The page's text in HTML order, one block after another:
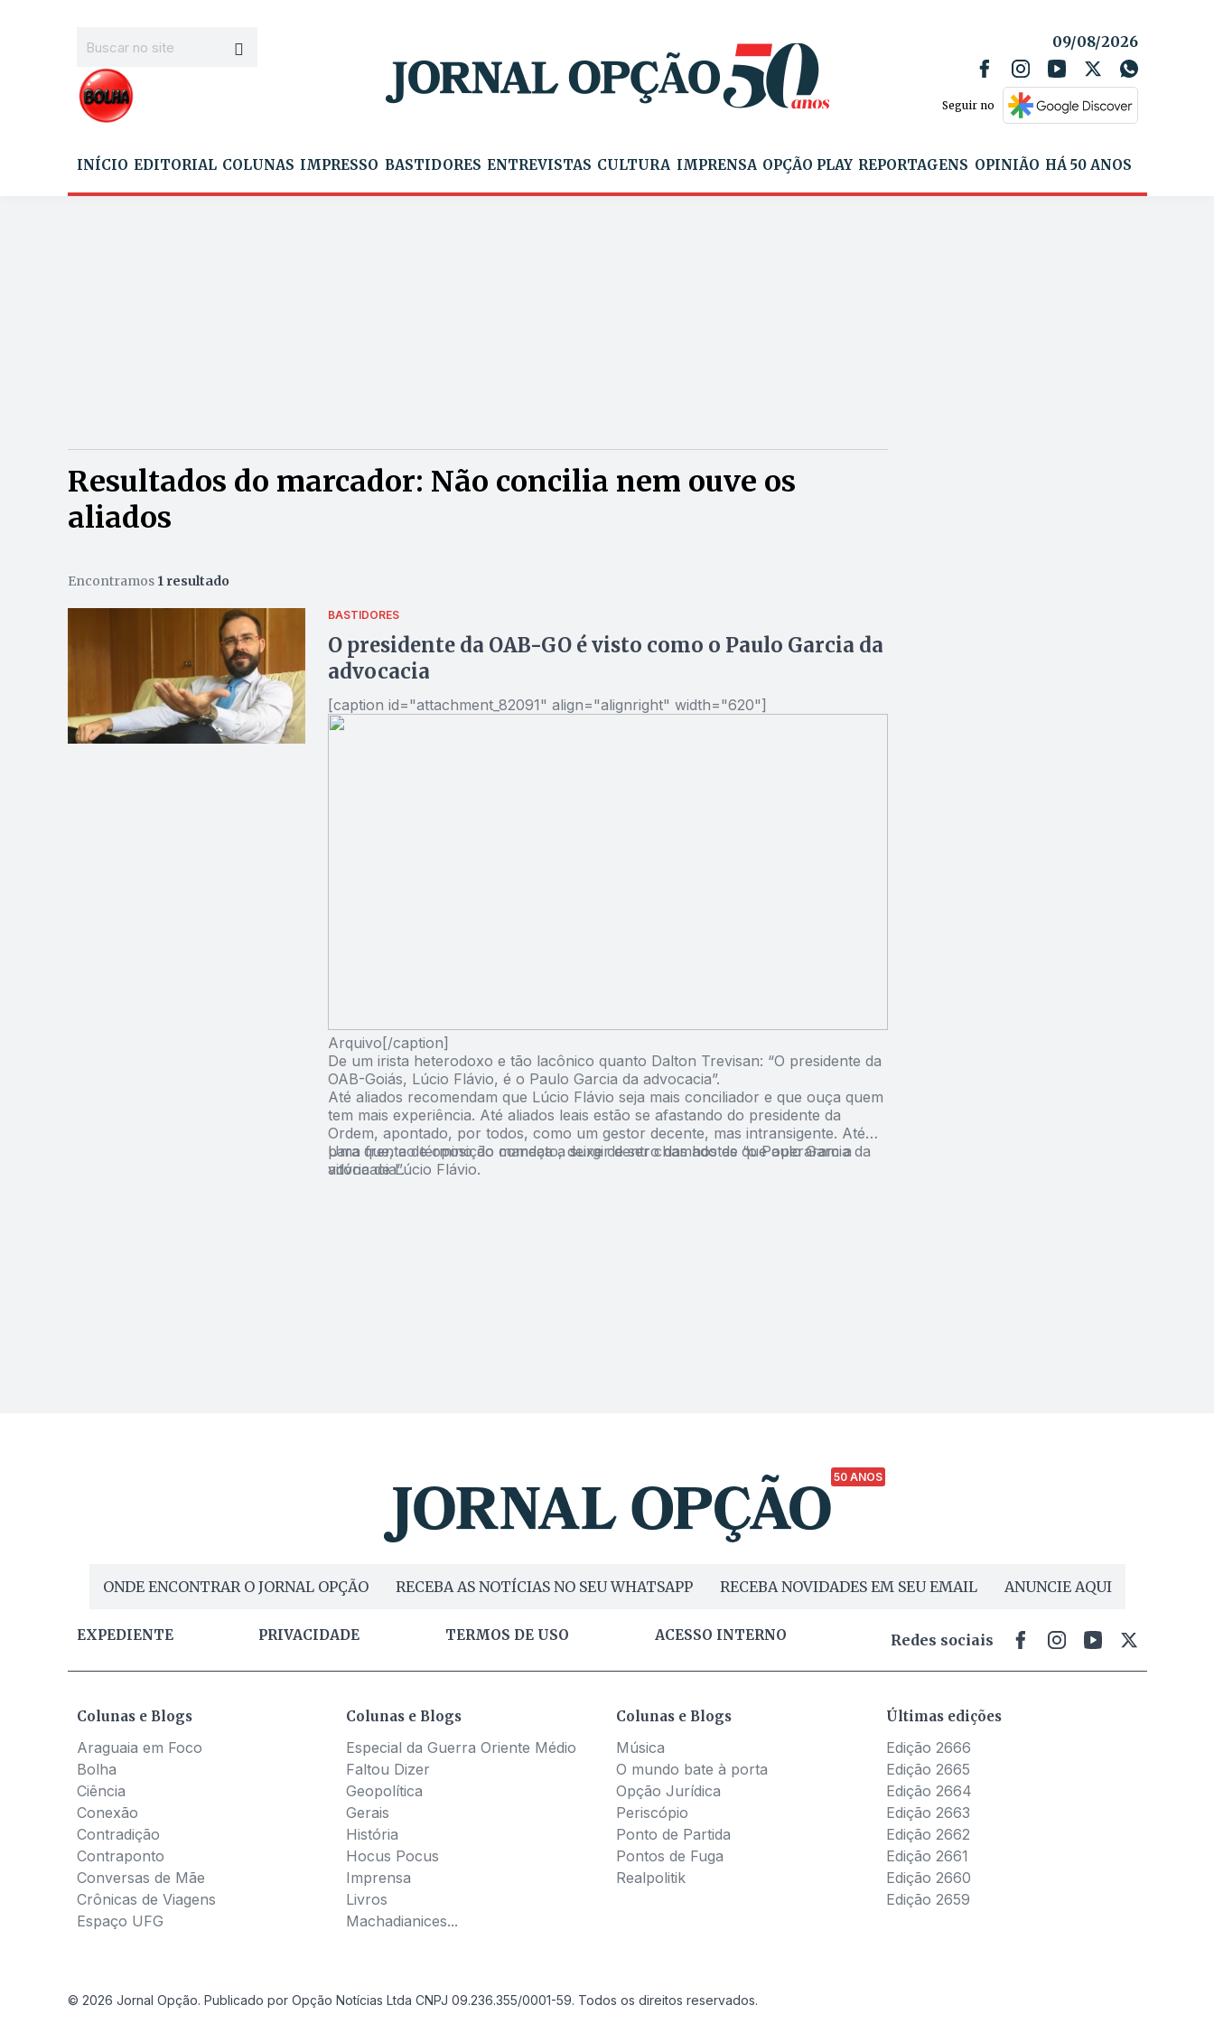
09/08/2026
Seguir no
INÍCIO EDITORIAL COLUNAS IMPRESSO BASTIDORES ENTREVISTAS CULTURA IMPRENSA OPÇÃO PLAY REPORTAGENS OPINIÃO HÁ 50 ANOS
Resultados do marcador: Não concilia nem ouve os
aliados
Encontramos 1 resultado
BASTIDORES
O presidente da OAB-GO é visto como o Paulo Garcia da
advocacia
[caption id="attachment_82091" align="alignright" width="620"]
Arquivo[/caption]
De um irista heterodoxo e tão lacônico quanto Dalton Trevisan: “O presidente da
OAB-Goiás, Lúcio Flávio, é o Paulo Garcia da advocacia”.
Até aliados recomendam que Lúcio Flávio seja mais conciliador e que ouça quem
tem mais experiência. Até aliados leais estão se afastando do presidente da
Ordem, apontado, por todos, como um gestor decente, mas intransigente. Até
para que, ao término do mandato, deixe de ser chamado de “o Paulo Garcia da
advocacia”.
Uma frente de oposição começa a surgir dentro das hostes que operaram a
vitória de Lúcio Flávio.
50 ANOS
ONDE ENCONTRAR O JORNAL OPÇÃO RECEBA AS NOTÍCIAS NO SEU WHATSAPP RECEBA NOVIDADES EM SEU EMAIL ANUNCIE AQUI
EXPEDIENTE PRIVACIDADE TERMOS DE USO ACESSO INTERNO Redes sociais
Colunas e Blogs
Araguaia em Foco
Bolha
Ciência
Conexão
Contradição
Contraponto
Conversas de Mãe
Crônicas de Viagens
Espaço UFG
Colunas e Blogs
Especial da Guerra Oriente Médio
Faltou Dizer
Geopolítica
Gerais
História
Hocus Pocus
Imprensa
Livros
Machadianices...
Colunas e Blogs
Música
O mundo bate à porta
Opção Jurídica
Periscópio
Ponto de Partida
Pontos de Fuga
Realpolitik
Últimas edições
Edição 2666
Edição 2665
Edição 2664
Edição 2663
Edição 2662
Edição 2661
Edição 2660
Edição 2659
© 2026 Jornal Opção. Publicado por Opção Notícias Ltda CNPJ 09.236.355/0001-59. Todos os direitos reservados.